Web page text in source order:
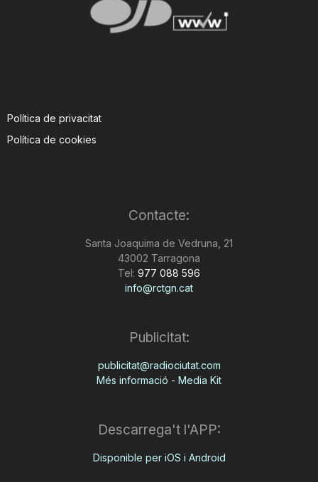
Política de privacitat
Política de cookies
Contacte:
Santa Joaquima de Vedruna, 21
43002 Tarragona
Tel: 977 088 596
info@rctgn.cat
Publicitat:
publicitat@radiociutat.com
Més informació - Media Kit
Descarrega't l'APP:
Disponible per iOS i Android